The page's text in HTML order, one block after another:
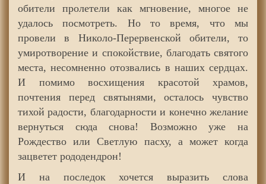
обители пролетели как мгновение, многое не
удалось посмотреть. Но то время, что мы
провели в Николо-Перервенской обители, то
умиротворение и спокойствие, благодать святого
места, несомненно отозвались в наших сердцах.
И помимо восхищения красотой храмов,
почтения перед святынями, осталось чувство
тихой радости, благодарности и конечно желание
вернуться сюда снова! Возможно уже на
Рождество или Светлую пасху, а может когда
зацветет рододендрон!
И на последок хочется выразить слова